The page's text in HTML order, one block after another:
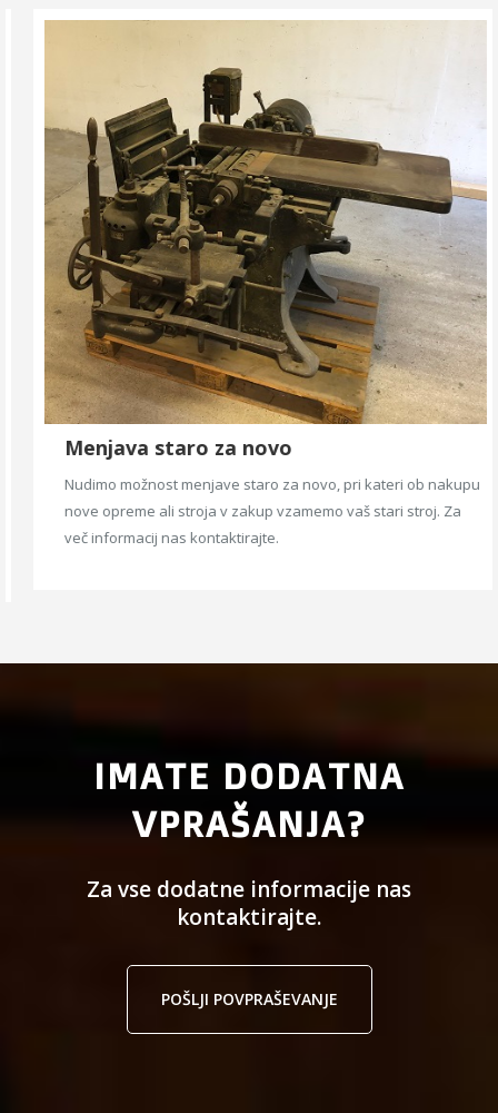
Menjava staro za novo
Nudimo možnost menjave staro za novo, pri kateri ob nakupu
nove opreme ali stroja v zakup vzamemo vaš stari stroj. Za
več informacij nas kontaktirajte.
IMATE DODATNA
VPRAŠANJA?
Za vse dodatne informacije nas
kontaktirajte.
POŠLJI POVPRAŠEVANJE